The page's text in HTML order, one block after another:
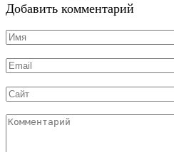
Добавить комментарий
Имя
Email
Сайт
Комментарий